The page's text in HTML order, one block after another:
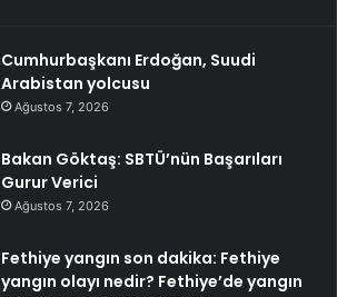
Cumhurbaşkanı Erdoğan, Suudi
Arabistan yolcusu
Ağustos 7, 2026
Bakan Göktaş: SBTÜ’nün Başarıları
Gurur Verici
Ağustos 7, 2026
Fethiye yangın son dakika: Fethiye
yangın olayı nedir? Fethiye’de yangın